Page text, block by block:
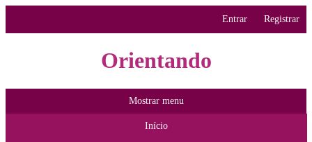
Entrar Registrar
Orientando
Mostrar menu
Início